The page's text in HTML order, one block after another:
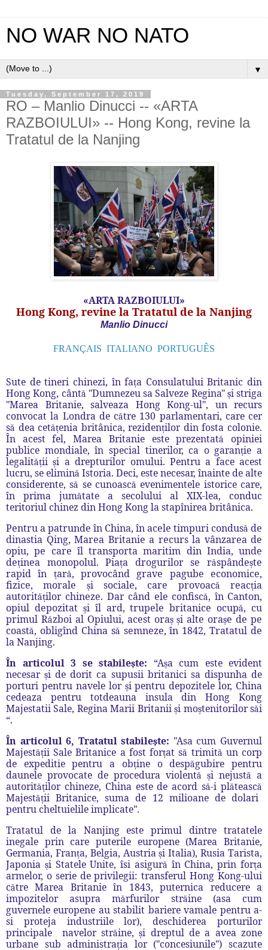
NO WAR NO NATO
▼
Tuesday, September 17, 2019
RO – Manlio Dinucci -- «ARTA
RAZBOIULUI» -- Hong Kong, revine la
Tratatul de la Nanjing
«ARTA RAZBOIULUI»
Hong Kong, revine la Tratatul de la Nanjing
Manlio Dinucci
FRANÇAIS ITALIANO PORTUGUÊS
Sute de tineri chinezi, în fața Consulatului Britanic din
Hong Kong, cântă"Dumnezeu sa Salveze Regina" și striga
"Marea Britanie, salveaza Hong Kong-ul", un recurs
convocat la Londra de către 130 parlamentari, care cer
să dea cetățenia britânica, rezidenților din fosta colonie.
În acest fel, Marea Britanie este prezentată
opiniei
publice mondiale,în special tinerilor, ca o garanție a
legalitățiiși a drepturilor omului. Pentru a face acest
lucru, se elimină Istoria. Deci, este necesar, înainte de alte
considerente, să se cunoască evenimentele istorice care,
în prima jumătate a secolului al XIX-lea, conduc
teritoriul chinez din Hong Kong la stapînirea britânica.
Pentru a patrunde în China, în acele timpuri condusă de
dinastia Qing, Marea Britanie a recurs la vânzarea de
opiu, pe care îl transporta maritim din India, unde
deținea monopolul. Piața drogurilor se răspândește
rapid în
țară, provocând grave pagube economice,
fizice, morale
și sociale, care provoacăreacția
autorităților chineze. Dar când ele confiscă, în Canton,
opiul depozitat și îl ard, trupele britanice ocupă, cu
primul Război al Opiului, acest oraș și alte orașe de pe
coastă, obligînd China săsemneze,în 1842, Tratatul de
la Nanjing.
În articolul 3 se stabilește: “Așa cum este evident
necesarși de dorit ca supusii britanici sa dispunha de
porturi pentru navele lor și pentru depozitele lor, China
cedeaza pentru totdeauna insula din Hong Kong
Majestatii Sale, Regina Marii Britaniiși moștenitorilor săi
“.
În articolul 6, Tratatul stabilește: "Asa cum Guvernul
Majestății Sale Britanice a fost forțat să trimităun corp
de expeditie pentru a obține o despăgubire pentru
daunele provocate de procedura violentă și nejustă a
autorităților chineze, China este de acord să-i plătească
Majestății Britanice, suma de 12 milioane de dolari
pentru cheltuielile implicate".
Tratatul de la Nanjing este primul dintre tratatele
inegale prin care puterile europene (Marea Britanie,
Germania, Franța, Belgia, Austriași Italia), Rusia Tarista,
Japonia și Statele Unite, îsi asigură în China, prin forța
armelor, o serie de privilegii: transferul Hong Kong-ului
către Marea Britanie în 1843, puternica reducere a
impozitelor asupra mărfurilor străine (asa cum
guvernele europene au stabilit bariere vamale pentru a-
si proteja industriile lor), deschiderea porturilor
principale navelor străine,și dreptul de a avea zone
urbane sub administrația lor ("concesiunile") scazute